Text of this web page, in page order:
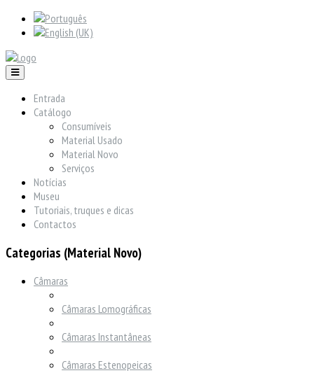
Entrada
Catálogo
Consumíveis
Material Usado
Material Novo
Serviços
Notícias
Museu
Tutoriais, truques e dicas
Contactos
Categorias (Material Novo)
Câmaras
Câmaras Lomográficas
Câmaras Instantâneas
Câmaras Estenopeicas